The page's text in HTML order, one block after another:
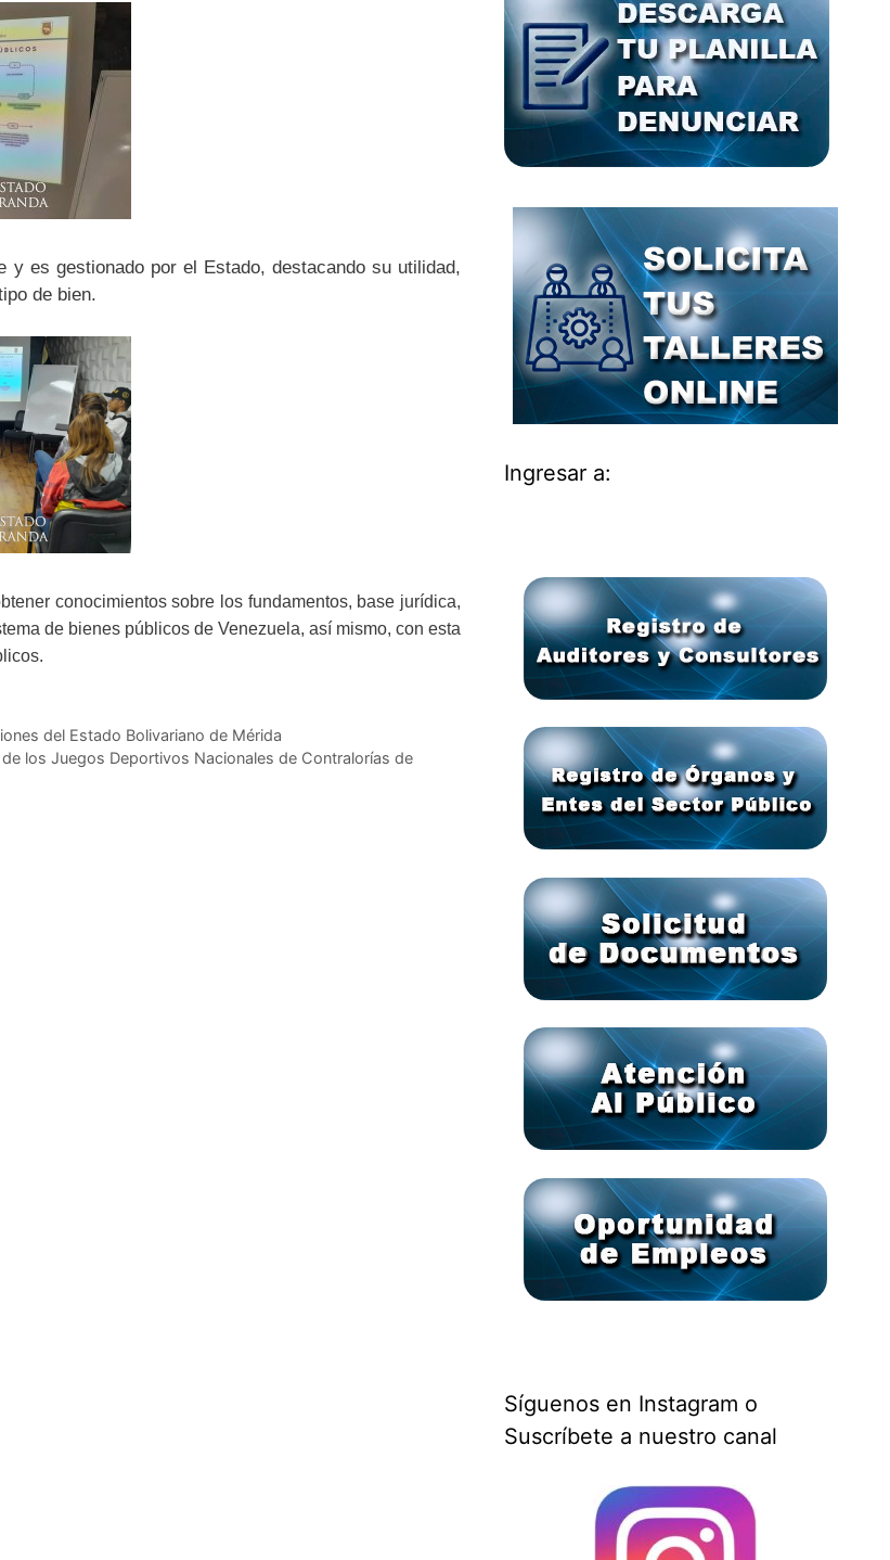
y es gestionado por el Estado, destacando su utilidad,
de bien.
conocimientos sobre los fundamentos, base jurídica,
de bienes públicos de Venezuela, así mismo, con esta
del Estado Bolivariano de Mérida
los Juegos Deportivos Nacionales de Contralorías de
Ingresar a:
Síguenos en Instagram o
Suscríbete a nuestro canal